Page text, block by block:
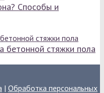
Способы и
бетонной стяжки пола
| Обработка персональных